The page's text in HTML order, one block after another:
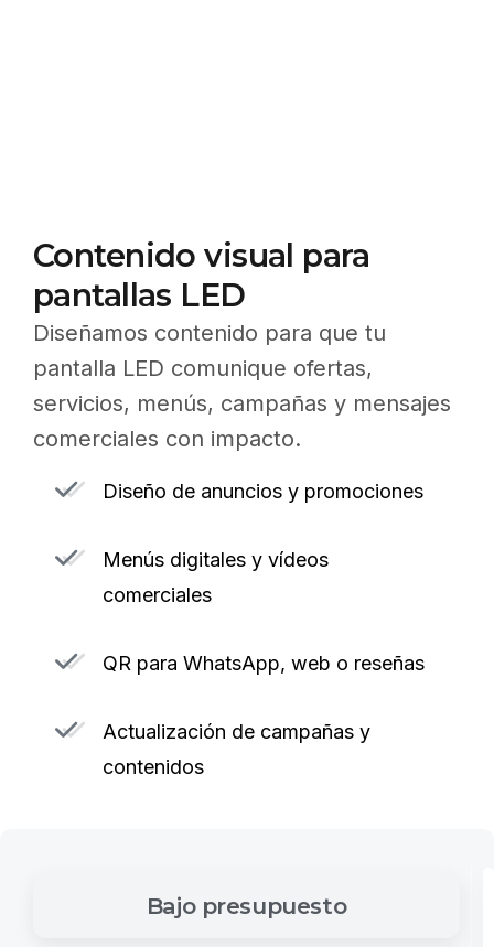
Contenido visual para
pantallas LED
Diseñamos contenido para que tu
pantalla LED comunique ofertas,
servicios, menús, campañas y mensajes
comerciales con impacto.
Diseño de anuncios y promociones
Menús digitales y vídeos
comerciales
QR para WhatsApp, web o reseñas
Actualización de campañas y
contenidos
Bajo presupuesto